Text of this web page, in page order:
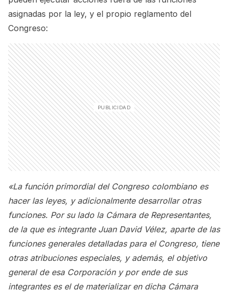
asignadas por la ley, y el propio reglamento del
Congreso:
«La función primordial del Congreso colombiano es
hacer las leyes, y adicionalmente desarrollar otras
funciones. Por su lado la Cámara de Representantes,
de la que es integrante Juan David Vélez, aparte de las
funciones generales detalladas para el Congreso, tiene
otras atribuciones especiales, y además, el objetivo
general de esa Corporación y por ende de sus
integrantes es el de materializar en dicha Cámara